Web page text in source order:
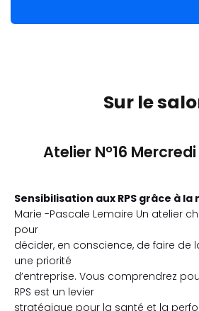
Sur le
Atelier N°16 Mercredi
Sensibilisation aux RPS grâce à
Marie -Pascale Lemaire Un atelier
pour
décider, en conscience, de faire de
une priorité
d’entreprise. Vous comprendrez
RPS est un levier
stratégique pour la santé et la